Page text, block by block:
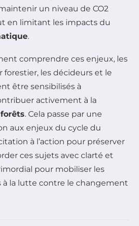
un niveau de CO2
en limitant les impacts du
.
comprendre ces enjeux, les
forestier, les décideurs et le
être sensibilisés à
activement à la
. Cela passe par une
aux enjeux du cycle du
à l’action pour préserver
ces sujets avec clarté et
pour mobiliser les
à la lutte contre le changement